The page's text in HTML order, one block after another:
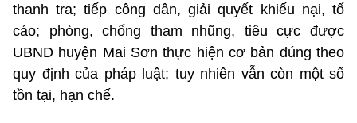
thanh tra; tiếp công dân, giải quyết khiếu nại, tố
cáo; phòng, chống tham nhũng, tiêu cực được
UBND huyện Mai Sơn thực hiện cơ bản đúng theo
quy định của pháp luật; tuy nhiên vẫn còn một số
tồn tại, hạn chế.